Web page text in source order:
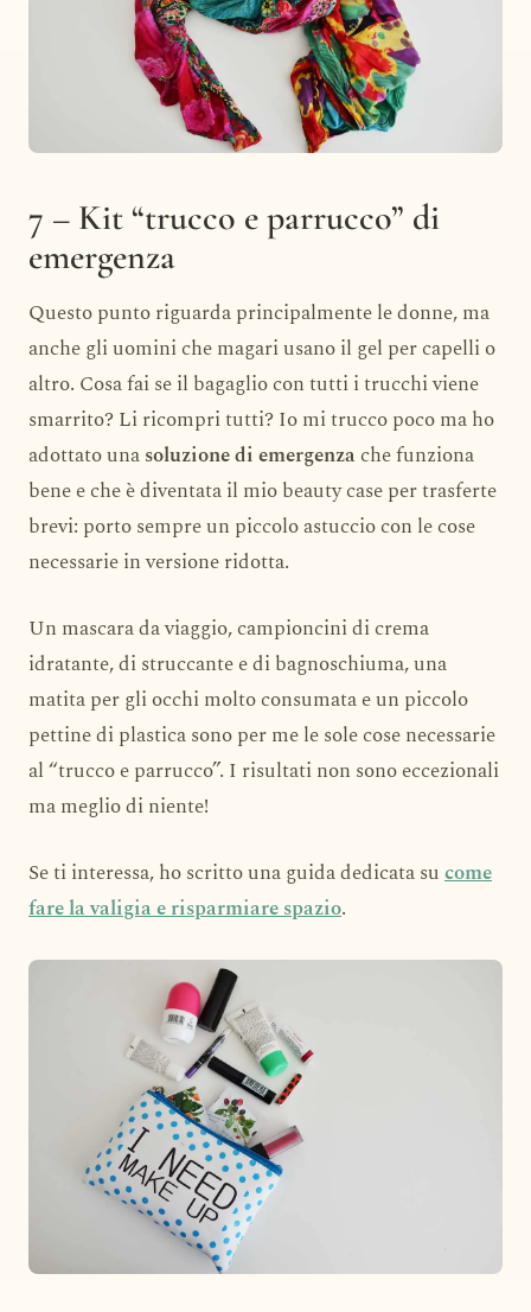
7 – Kit “trucco e parrucco” di
emergenza
Questo punto riguarda principalmente le donne, ma
anche gli uomini che magari usano il gel per capelli o
altro. Cosa fai se il bagaglio con tutti i trucchi viene
smarrito? Li ricompri tutti? Io mi trucco poco ma ho
adottato unasoluzione di emergenzache funziona
bene e che è diventata il mio beauty case per trasferte
brevi: porto sempre un piccolo astuccio con le cose
necessarie in versione ridotta.
Un mascara da viaggio, campioncini di crema
idratante, di struccante e di bagnoschiuma, una
matita per gli occhi molto consumata e un piccolo
pettine di plastica sono per me le sole cose necessarie
al “trucco e parrucco”. I risultati non sono eccezionali
ma meglio di niente!
Se ti interessa, ho scritto una guida dedicata sucome
fare la valigia e risparmiare spazio.